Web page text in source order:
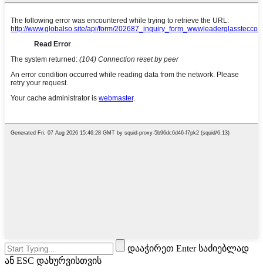
დააჭირეთ Enter საძიებლად
ან ESC დახურვისთვის